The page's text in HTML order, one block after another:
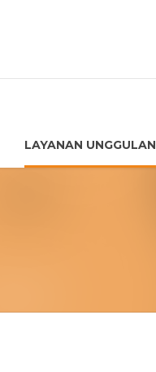
LAYANAN UNGGULAN